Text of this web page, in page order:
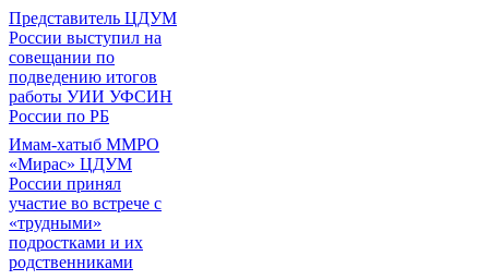
Представитель ЦДУМ
России выступил на
совещании по
подведению итогов
работы УИИ УФСИН
России по РБ
Имам-хатыб ММРО
«Мирас» ЦДУМ
России принял
участие во встрече с
«трудными»
подростками и их
родственниками